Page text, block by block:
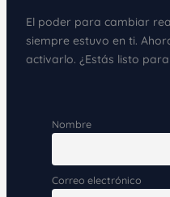
El poder para cambiar
siempre estuvo en ti.
activarlo. ¿Estás listo
Nombre
Correo electrónico